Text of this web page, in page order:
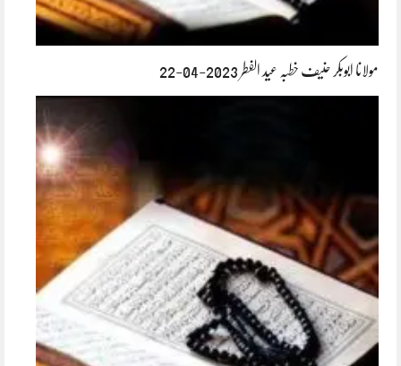
مولانا ابوبکر حنیف خطبہ عید الفطر 2023-04-22